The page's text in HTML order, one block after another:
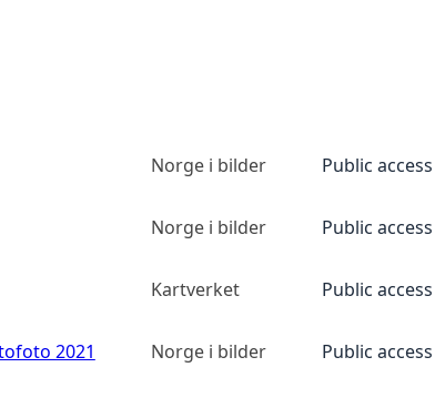
Norge i bilder Public access
Norge i bilder Public access
Kartverket Public access
2021 Norge i bilder Public access